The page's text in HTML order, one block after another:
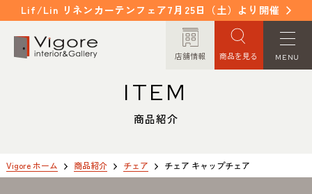
Lif/Lin リネンカーテンフェア7月25日（土）より開催
店舗情報 商品を見る MENU
イベント/ニュース
WORKS
よくあるご質問
ITEM
商品紹介
Vigore ホーム 商品紹介 チェア チェア キャップチェア